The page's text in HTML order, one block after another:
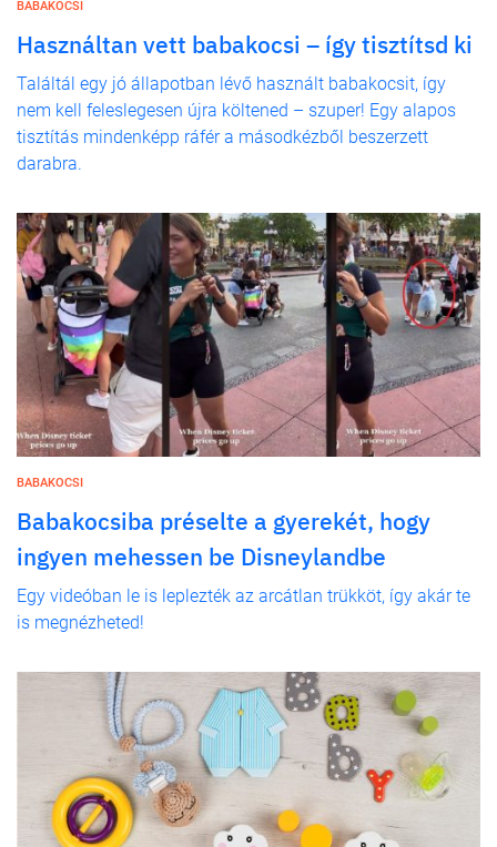
BABAKOCSI
Használtan vett babakocsi – így tisztítsd ki
Találtál egy jó állapotban lévő használt babakocsit, így
nem kell feleslegesen újra költened – szuper! Egy alapos
tisztítás mindenképp ráfér a másodkézből beszerzett
darabra.
BABAKOCSI
Babakocsiba préselte a gyerekét, hogy
ingyen mehessen be Disneylandbe
Egy videóban le is leplezték az arcátlan trükköt, így akár te
is megnézheted!